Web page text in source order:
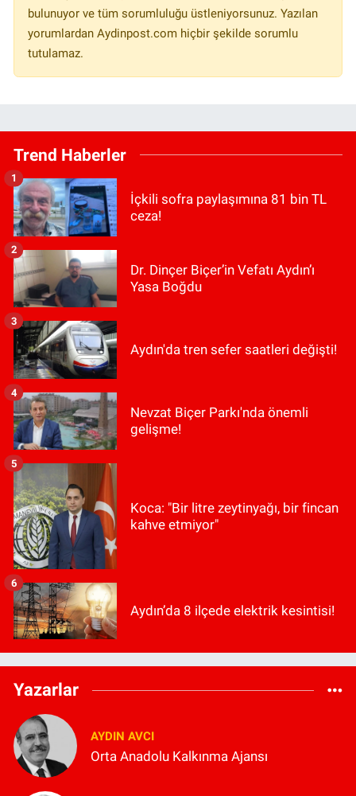
bulunuyor ve tüm sorumluluğu üstleniyorsunuz. Yazılan
yorumlardan Aydinpost.com hiçbir şekilde sorumlu
tutulamaz.
Trend Haberler
İçkili sofra paylaşımına 81 bin TL
ceza!
1
Dr. Dinçer Biçer’in Vefatı Aydın’ı
Yasa Boğdu
2
Aydın'da tren sefer saatleri değişti!
3
Nevzat Biçer Parkı'nda önemli
gelişme!
4
Koca: "Bir litre zeytinyağı, bir fincan
kahve etmiyor"
5
Aydın’da 8 ilçede elektrik kesintisi!
6
Yazarlar
AYDIN AVCI
Orta Anadolu Kalkınma Ajansı